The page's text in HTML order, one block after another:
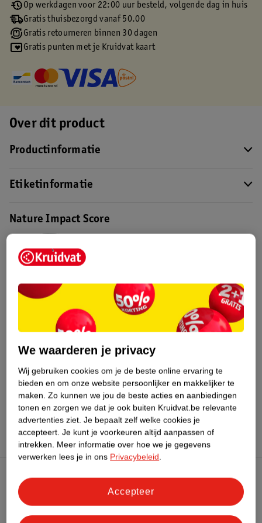
Op werkdagen voor 22:00 uur besteld, volgende dag in huis
Gratis thuisbezorgd vanaf 50.00
Gratis retourneren binnen 30 dagen
Gratis punten met je Kruidvat kaart
Over dit product
Productinformatie
Etiketinformatie
Nature Impact Score
Bestel & Bezorginformatie
Bekijk ook
MeerVeet Alle Ontharingscreme, wax en hars
Hoe controleren wij de reviews?
Kruidvat Club
Klantenservice
We waarderen je privacy
Wij gebruiken cookies om je de beste online ervaring te
bieden en om onze website persoonlijker en makkelijker te
maken. Zo kunnen we jou de beste acties en aanbiedingen
tonen en zorgen we dat je ook buiten Kruidvat.be relevante
advertenties ziet. Je bepaalt zelf welke cookies je
accepteert. Je kunt je voorkeuren altijd aanpassen of
intrekken. Meer informatie over hoe we je gegevens
verwerken lees je in ons Privacybeleid.
Accepteer